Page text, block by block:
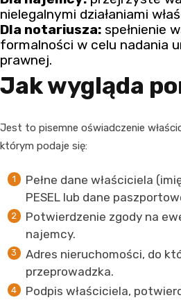
nielegalnymi działaniami
Dla notariusza: spełnienie
formalności w celu nadania
prawnej.
Jak wygląda
Jest to pisemne oświadczenie
którym podaje się:
Pełne dane właściciela
PESEL lub dane
Potwierdzenie zgody na
najemcy.
Adres nieruchomości, do
przeprowadzka.
Podpis właściciela,